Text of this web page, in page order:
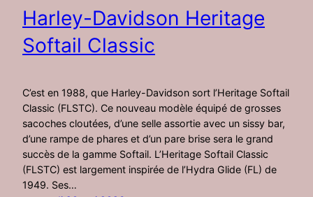
Harley-Davidson Heritage
Softail Classic
C’est en 1988, que Harley-Davidson sort l’Heritage Softail
Classic (FLSTC). Ce nouveau modèle équipé de grosses
sacoches cloutées, d’une selle assortie avec un sissy bar,
d’une rampe de phares et d’un pare brise sera le grand
succès de la gamme Softail. L’Heritage Softail Classic
(FLSTC) est largement inspirée de l’Hydra Glide (FL) de
1949. Ses…